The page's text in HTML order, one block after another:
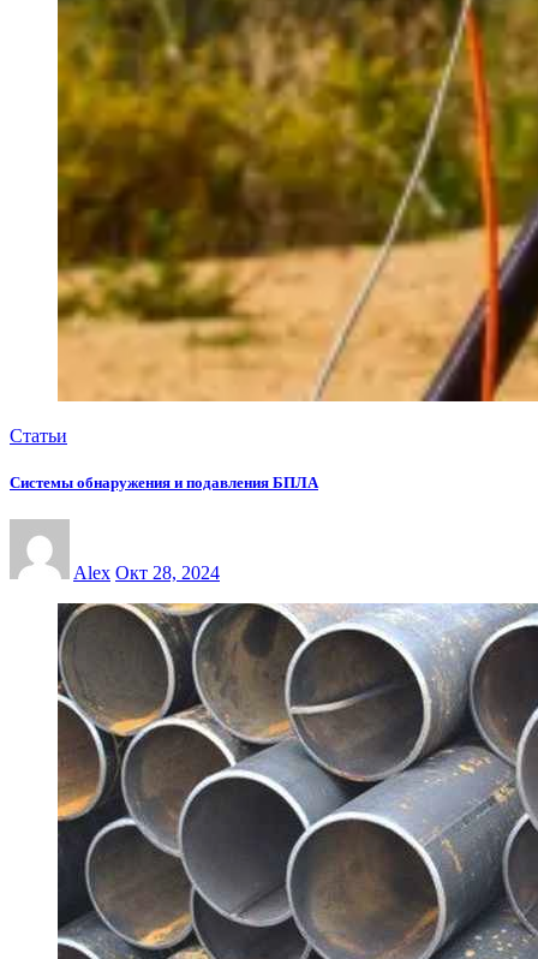
Статьи
Системы обнаружения и подавления БПЛА
Alex Окт 28, 2024